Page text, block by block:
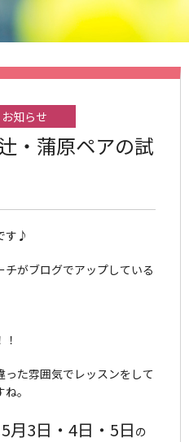
お知らせ
・蒲原ペアの試
す♪
がブログでアップしている
た雰囲気でレッスンをして
。
月3日・4日・5日 の